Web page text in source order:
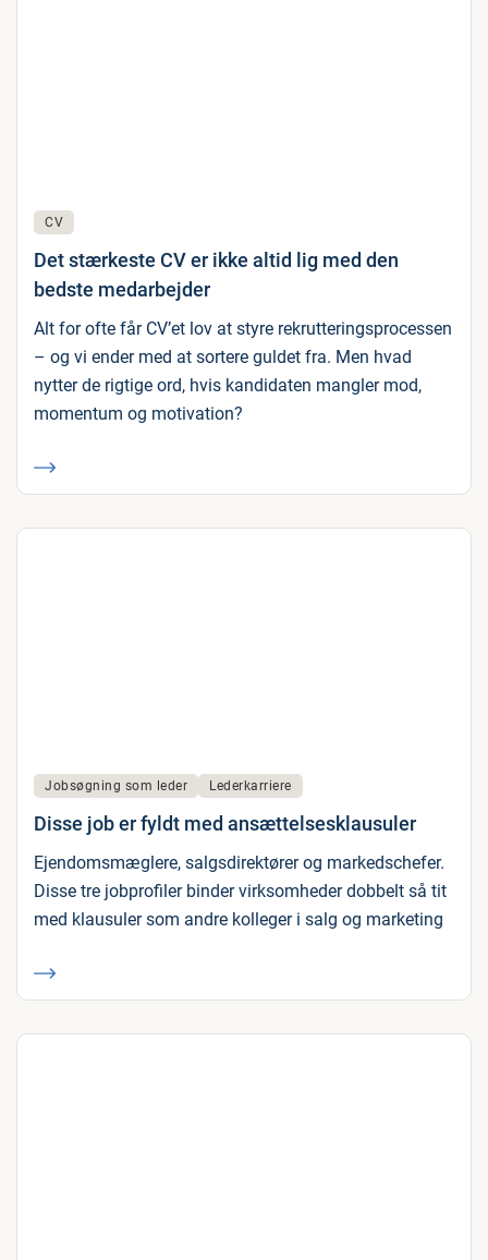
CV
Det stærkeste CV er ikke altid lig med den
bedste medarbejder
Alt for ofte får CV’et lov at styre rekrutteringsprocessen
– og vi ender med at sortere guldet fra. Men hvad
nytter de rigtige ord, hvis kandidaten mangler mod,
momentum og motivation?
Jobsøgning som leder Lederkarriere
Disse job er fyldt med ansættelsesklausuler
Ejendomsmæglere, salgsdirektører og markedschefer.
Disse tre jobprofiler binder virksomheder dobbelt så tit
med klausuler som andre kolleger i salg og marketing